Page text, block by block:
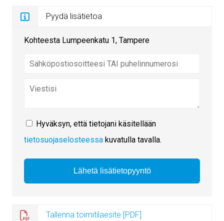
Pyydä lisätietoa
Kohteesta Lumpeenkatu 1, Tampere
Hyväksyn, että tietojani käsitellään
tietosuojaselosteessa kuvatulla tavalla.
Tallenna toimitilaesite [PDF]